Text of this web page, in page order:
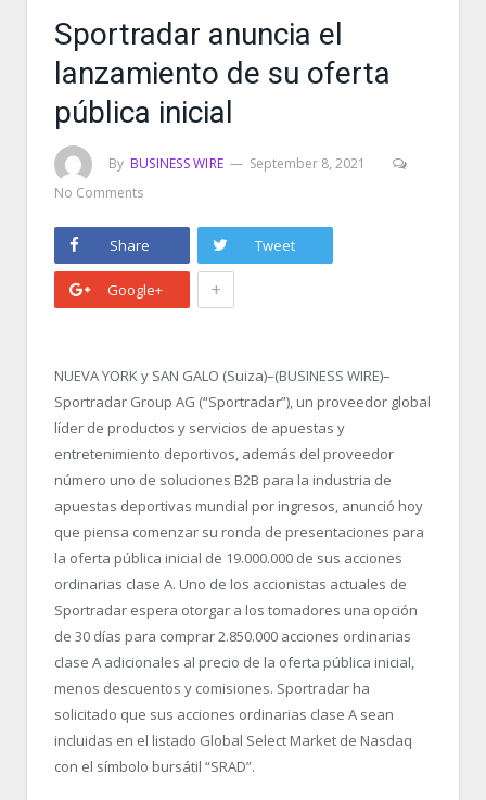
Sportradar anuncia el
lanzamiento de su oferta
pública inicial
By BUSINESS WIRE
September 8, 2021
No Comments
Share Tweet
Google+ +
NUEVA YORK y SAN GALO (Suiza)–(BUSINESS WIRE)–
Sportradar Group AG (“Sportradar”), un proveedor global
líder de productos y servicios de apuestas y
entretenimiento deportivos, además del proveedor
número uno de soluciones B2B para la industria de
apuestas deportivas mundial por ingresos, anunció hoy
que piensa comenzar su ronda de presentaciones para
la oferta pública inicial de 19.000.000 de sus acciones
ordinarias clase A. Uno de los accionistas actuales de
Sportradar espera otorgar a los tomadores una opción
de 30 días para comprar 2.850.000 acciones ordinarias
clase A adicionales al precio de la oferta pública inicial,
menos descuentos y comisiones. Sportradar ha
solicitado que sus acciones ordinarias clase A sean
incluidas en el listado Global Select Market de Nasdaq
con el símbolo bursátil “SRAD”.